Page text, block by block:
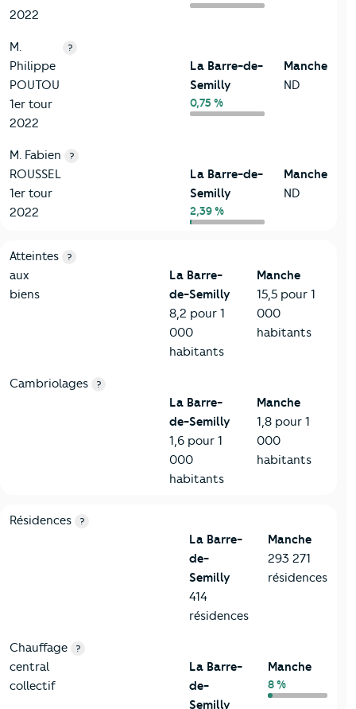
2022
M.
Philippe
POUTOU
1er tour
2022
?
La Barre-de-
Semilly
0,75 %
Manche
ND
M. Fabien
ROUSSEL
1er tour
2022
?
La Barre-de-
Semilly
2,39 %
Manche
ND
7-Sécurité
Critères
Atteintes
aux
biens
?
La Barre-
de-Semilly
8,2 pour 1
000
habitants
Manche
15,5 pour 1
000
habitants
Cambriolages ?
La Barre-
de-Semilly
1,6 pour 1
000
habitants
Manche
1,8 pour 1
000
habitants
8-Chauffage
Critères La Barre-de-Semilly
Résidences ?
La Barre-
de-
Semilly
414
résidences
Manche
293 271
résidences
Chauffage
central
collectif
?
La Barre-
de-
Semilly
Manche
8 %